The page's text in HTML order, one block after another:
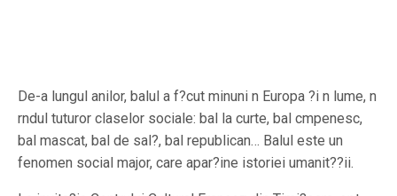
De-a lungul anilor, balul a f?cut minuni n Europa ?i n lume, n
rndul tuturor claselor sociale: bal la curte, bal cmpenesc,
bal mascat, bal de sal?, bal republican… Balul este un
fenomen social major, care apar?ine istoriei umanit??ii.